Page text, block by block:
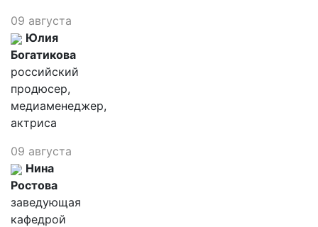
09 августа
Юлия
Богатикова
российский
продюсер,
медиаменеджер,
актриса
09 августа
Нина
Ростова
заведующая
кафедрой